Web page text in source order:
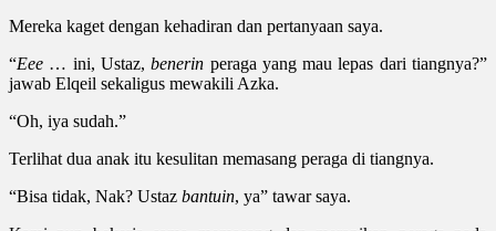
Mereka kaget dengan kehadiran dan pertanyaan saya.
“Eee … ini, Ustaz,benerin peraga yang mau lepas dari tiangnya?”
jawab Elqeil sekaligus mewakili Azka.
“Oh, iya sudah.”
Terlihat dua anak itu kesulitan memasang peraga di tiangnya.
“Bisa tidak, Nak? Ustaz bantuin, ya” tawar saya.